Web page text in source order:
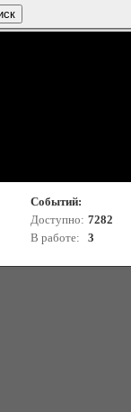
Событий:
Доступно: 7282
В работе:
3